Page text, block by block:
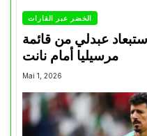
الخضر عبر القارات
عبدلي من قائمة
مرسيليا أمام نانت
Mai 1, 2026